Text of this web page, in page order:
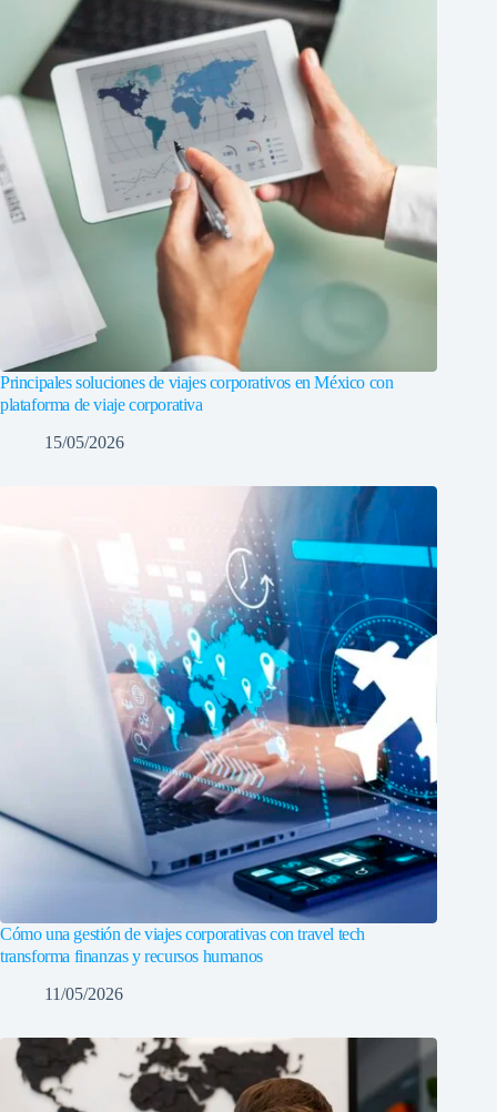
Principales soluciones de viajes corporativos en México con
plataforma de viaje corporativa
15/05/2026
Cómo una gestión de viajes corporativas con travel tech
transforma finanzas y recursos humanos
11/05/2026